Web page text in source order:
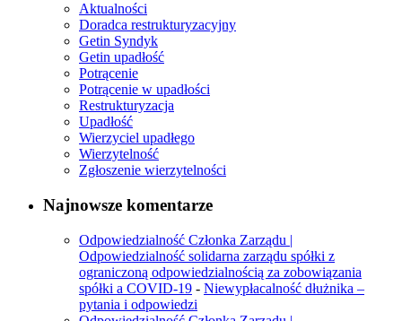
Aktualności
Doradca restrukturyzacyjny
Getin Syndyk
Getin upadłość
Potrącenie
Potrącenie w upadłości
Restrukturyzacja
Upadłość
Wierzyciel upadłego
Wierzytelność
Zgłoszenie wierzytelności
Najnowsze komentarze
Odpowiedzialność Członka Zarządu |
Odpowiedzialność solidarna zarządu spółki z
ograniczoną odpowiedzialnością za zobowiązania
spółki a COVID-19 - Niewypłacalność dłużnika –
pytania i odpowiedzi